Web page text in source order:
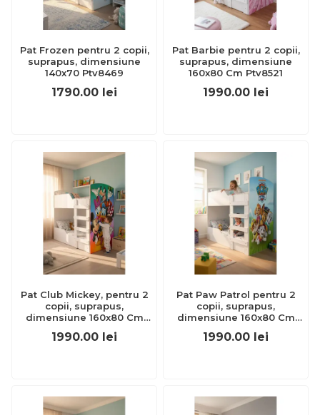
Pat Frozen pentru 2 copii,
suprapus, dimensiune
140x70 Ptv8469
1790.00 lei
Pat Barbie pentru 2 copii,
suprapus, dimensiune
160x80 Cm Ptv8521
1990.00 lei
Pat Club Mickey, pentru 2
copii, suprapus,
dimensiune 160x80 Cm
1990.00 lei
Pat Paw Patrol pentru 2
copii, suprapus,
dimensiune 160x80 Cm
1990.00 lei